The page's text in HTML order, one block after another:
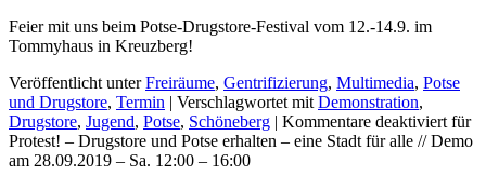
Feier mit uns beim Potse-Drugstore-Festival vom 12.-14.9. im
Tommyhaus in Kreuzberg!
Veröffentlicht unter Freiräume, Gentrifizierung, Multimedia, Potse
und Drugstore, Termin | Verschlagwortet mit Demonstration,
Drugstore, Jugend, Potse, Schöneberg | Kommentare deaktiviert für
Protest! – Drugstore und Potse erhalten – eine Stadt für alle // Demo
am 28.09.2019 – Sa. 12:00 – 16:00